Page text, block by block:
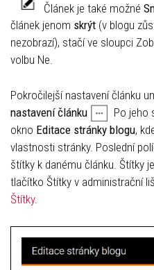
Článek je také možné S
článek jenom skrýt (v blogu
nezobrazí), stačí ve sloupci
volbu Ne.
Pokročilejší nastavení článku
nastavení článku
Po jeho
okno Editace stránky blogu,
vlastnosti stránky. Poslední
štítky k danému článku. Štítky
tlačítko Štítky v administrační
Štítky.